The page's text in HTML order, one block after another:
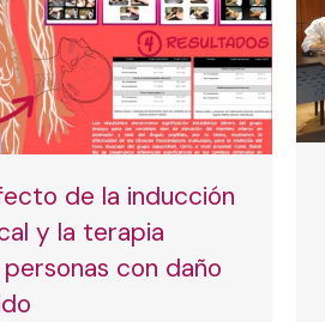
de la inducción
y la terapia
con daño